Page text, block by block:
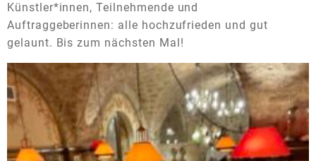
Künstler*innen, Teilnehmende und
Auftraggeberinnen: alle hochzufrieden und gut
gelaunt. Bis zum nächsten Mal!